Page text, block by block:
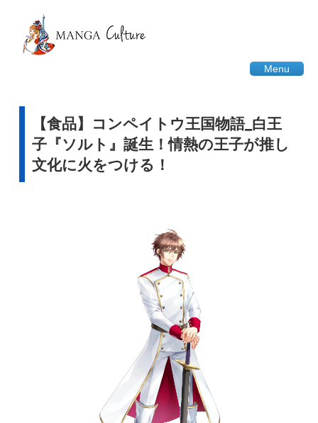
Menu
【食品】コンペイトウ王国物語_白王
子『ソルト』誕生！情熱の王子が推し
文化に火をつける！